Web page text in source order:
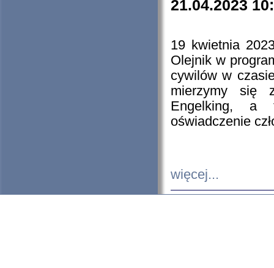
21.04.2023
19 kwietnia
Olejnik w
cywilów w
mierzymy się
Engelking, a
oświadczenie
więcej...